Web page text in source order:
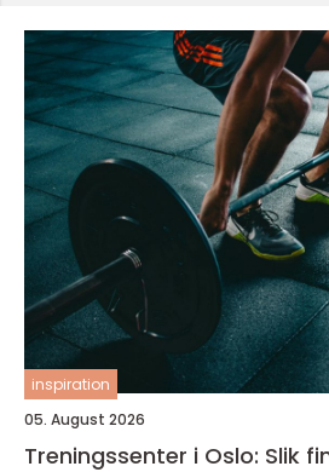
inspiration
05. August 2026
Treningssenter i Oslo: Slik